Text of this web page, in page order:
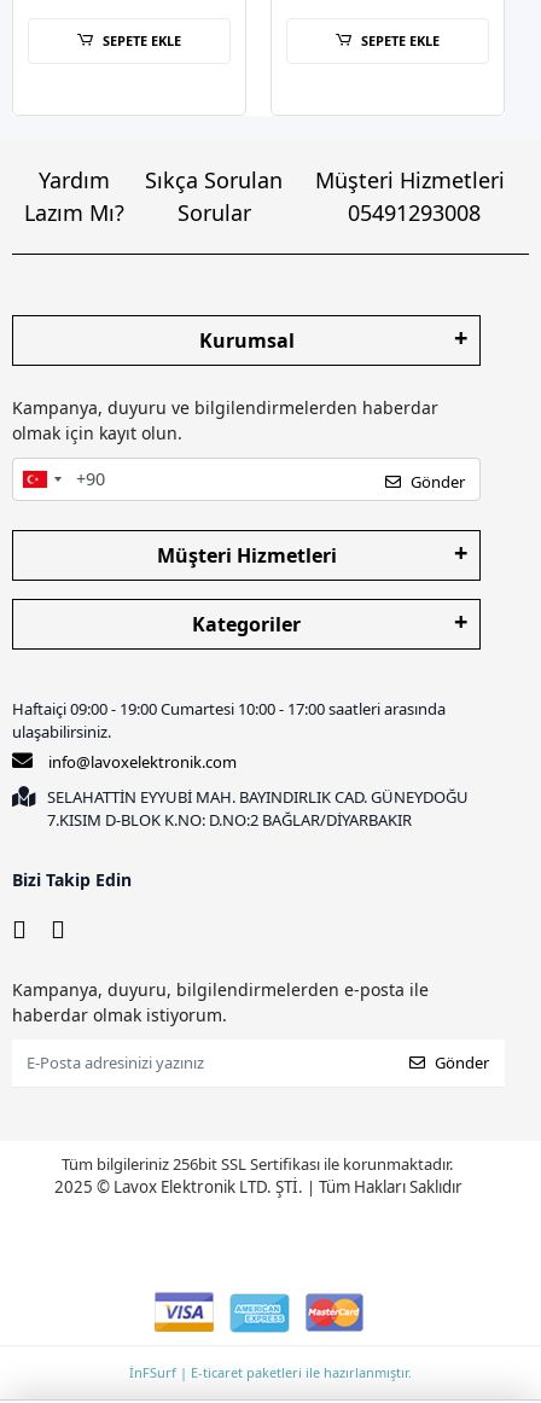
SEPETE EKLE SEPETE EKLE
Yardım
Lazım Mı?
Sıkça Sorulan
Sorular
Müşteri Hizmetleri
05491293008
Kurumsal
Kampanya, duyuru ve bilgilendirmelerden haberdar
olmak için kayıt olun.
Gönder
Müşteri Hizmetleri
Kategoriler
Haftaiçi 09:00 - 19:00 Cumartesi 10:00 - 17:00 saatleri arasında
ulaşabilirsiniz.
info@lavoxelektronik.com
SELAHATTİN EYYUBİ MAH. BAYINDIRLIK CAD. GÜNEYDOĞU
7.KISIM D-BLOK K.NO: D.NO:2 BAĞLAR/DİYARBAKIR
Bizi Takip Edin
Kampanya, duyuru, bilgilendirmelerden e-posta ile
haberdar olmak istiyorum.
Gönder
Tüm bilgileriniz 256bit SSL Sertifikası ile korunmaktadır.
2025 © Lavox Elektronik LTD. ŞTİ. | Tüm Hakları Saklıdır
İnFSurf | E-ticaret paketleri ile hazırlanmıştır.